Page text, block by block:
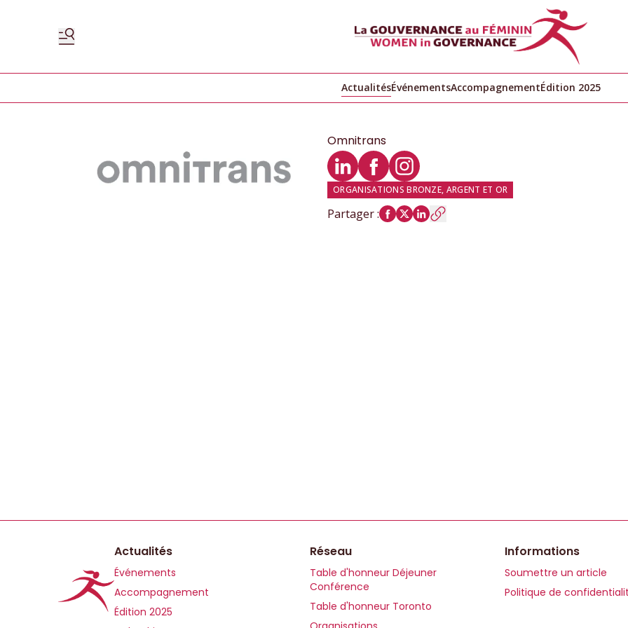
ActualitésÉvénementsAccompagnementÉdition 2025
Omnitrans
Profil LinkedIn
Profil Facebook
Profil Instagram
ORGANISATIONS BRONZE, ARGENT ET OR
Partager:
Actualités
Événements
Accompagnement
Édition 2025
Réseau
Table d'honneur Déjeuner
Conférence
Table d'honneur Toronto
Informations
Soumettre un article
Politique de